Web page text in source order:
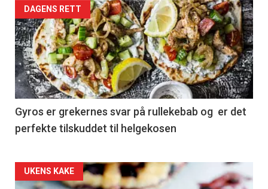
DAGENS RETT
Gyros er grekernes svar på rullekebab og er det
perfekte tilskuddet til helgekosen
Forsiden
UKENS KAKE